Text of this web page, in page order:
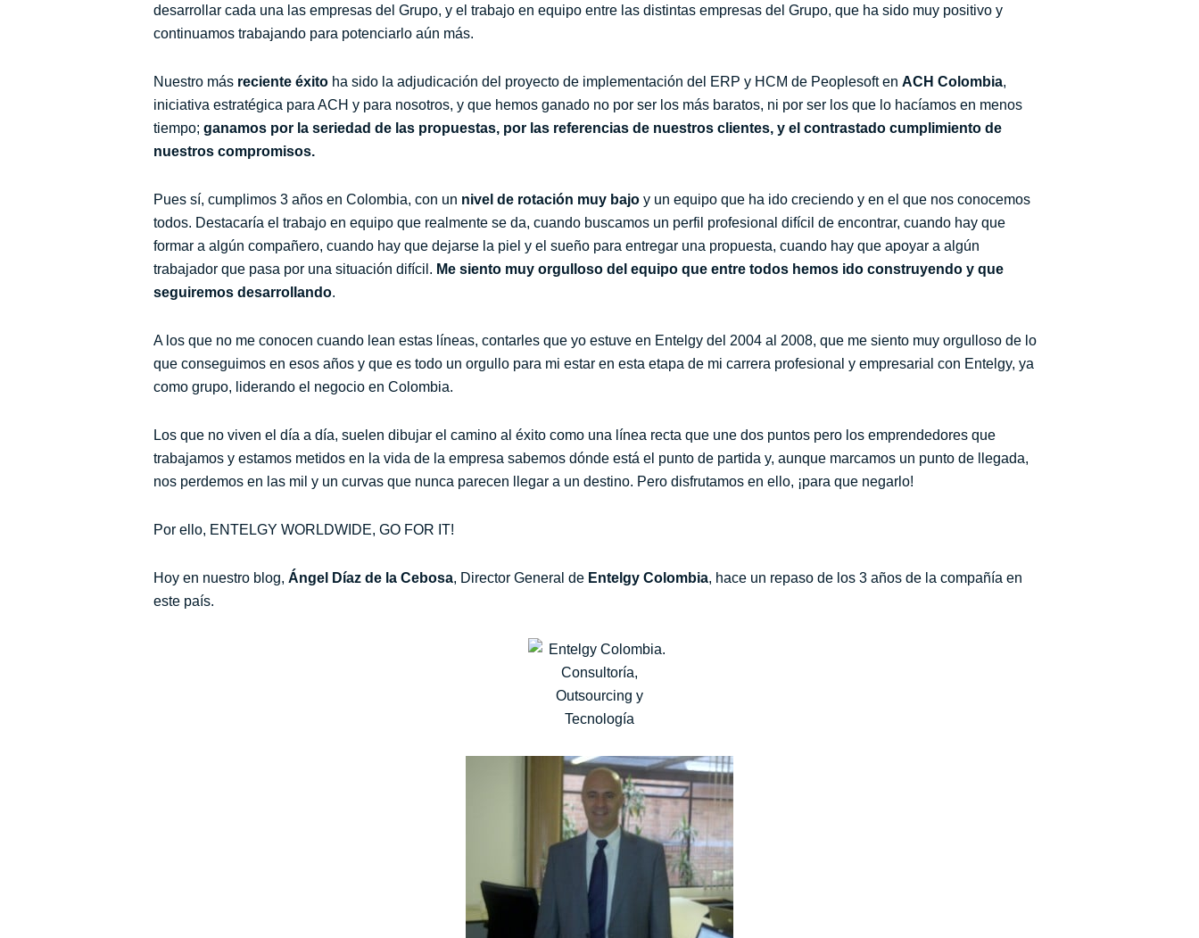
desarrollar cada una las empresas del Grupo, y el trabajo en equipo entre las distintas empresas del Grupo, que ha sido muy positivo y
continuamos trabajando para potenciarlo aún más.
Nuestro más reciente éxito ha sido la adjudicación del proyecto de implementación del ERP y HCM de Peoplesoft en ACH Colombia,
iniciativa estratégica para ACH y para nosotros, y que hemos ganado no por ser los más baratos, ni por ser los que lo hacíamos en menos
tiempo; ganamos por la seriedad de las propuestas, por las referencias de nuestros clientes, y el contrastado cumplimiento de
nuestros compromisos.
Pues sí, cumplimos 3 años en Colombia, con un nivel de rotación muy bajo y un equipo que ha ido creciendo y en el que nos conocemos
todos. Destacaría el trabajo en equipo que realmente se da, cuando buscamos un perfil profesional difícil de encontrar, cuando hay que
formar a algún compañero, cuando hay que dejarse la piel y el sueño para entregar una propuesta, cuando hay que apoyar a algún
trabajador que pasa por una situación difícil. Me siento muy orgulloso del equipo que entre todos hemos ido construyendo y que
seguiremos desarrollando.
A los que no me conocen cuando lean estas líneas, contarles que yo estuve en Entelgy del 2004 al 2008, que me siento muy orgulloso de lo
que conseguimos en esos años y que es todo un orgullo para mi estar en esta etapa de mi carrera profesional y empresarial con Entelgy, ya
como grupo, liderando el negocio en Colombia.
Los que no viven el día a día, suelen dibujar el camino al éxito como una línea recta que une dos puntos pero los emprendedores que
trabajamos y estamos metidos en la vida de la empresa sabemos dónde está el punto de partida y, aunque marcamos un punto de llegada,
nos perdemos en las mil y un curvas que nunca parecen llegar a un destino. Pero disfrutamos en ello, ¡para que negarlo!
Por ello, ENTELGY WORLDWIDE, GO FOR IT!
Hoy en nuestro blog, Ángel Díaz de la Cebosa, Director General de Entelgy Colombia, hace un repaso de los 3 años de la compañía en
este país.